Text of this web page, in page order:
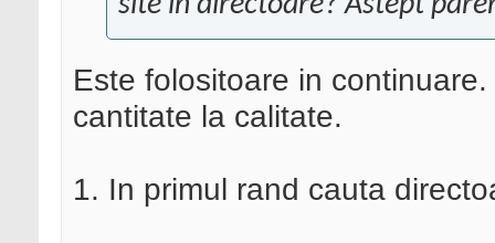
Este folositoare in
cantitate la calitate.
1. In primul rand cauta